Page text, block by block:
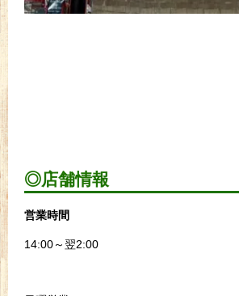
◎店舗情報
営業時間
14:00～翌2:00